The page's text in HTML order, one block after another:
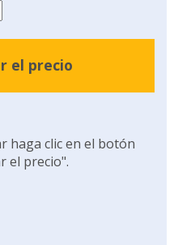
el precio
haga clic en el botón
el precio".